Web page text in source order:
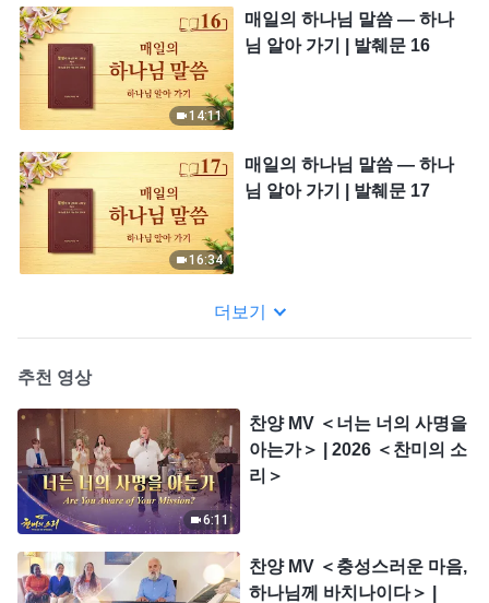
14:11
매일의 하나님 말씀 ― 하나
님 알아 가기 | 발췌문 16
16:34
매일의 하나님 말씀 ― 하나
님 알아 가기 | 발췌문 17
더보기
추천 영상
6:11
찬양 MV ＜너는 너의 사명을
아는가＞ | 2026 ＜찬미의 소
리＞
찬양 MV ＜충성스러운 마음,
하나님께 바치나이다＞ |